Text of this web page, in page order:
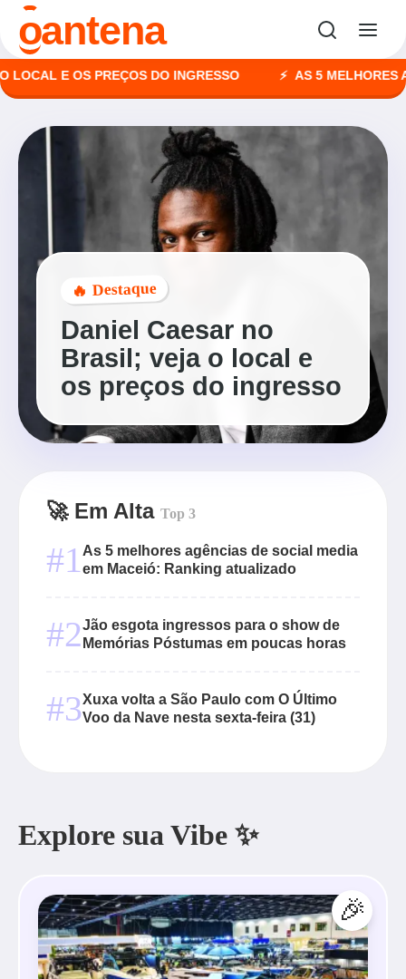
oantena
E OS PREÇOS DO INGRESSO AS 5 MELHORES
🔥 Destaque
Daniel Caesar no
Brasil; veja o local e
os preços do ingresso
🚀 Em Alta Top 3
#1As 5 melhores agências de social media
em Maceió: Ranking atualizado
#2Jão esgota ingressos para o show de
Memórias Póstumas em poucas horas
#3Xuxa volta a São Paulo com O Último
Voo da Nave nesta sexta-feira (31)
Explore sua Vibe ✨
🎉